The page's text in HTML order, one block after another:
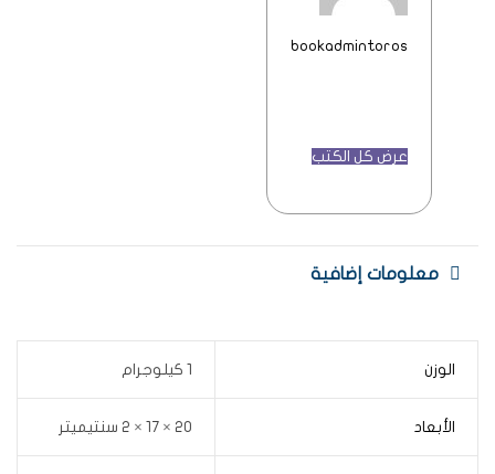
bookadmintoros
عرض كل الكتب
معلومات إضافية
الوزن 1 كيلوجرام
الأبعاد 20 × 17 × 2 سنتيميتر